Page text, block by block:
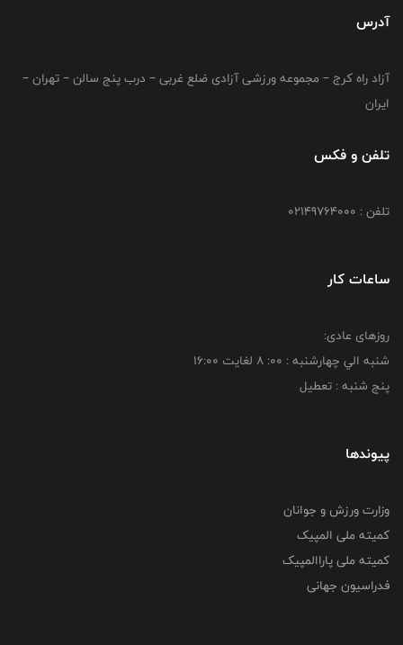
آدرس
آزاد راه کرج – مجموعه ورزشی آزادی ضلع غربی – درب پنج سالن – تهران –
ایران
تلفن و فکس
تلفن : 02149764000
ساعات کار
روزهای عادی:
شنبه الي چهارشنبه : 00: 8 لغايت 16:00
پنج شنبه : تعطیل
پیوندها
وزارت ورزش و جوانان
کمیته ملی المپیک
کمیته ملی پاراالمپیک
فدراسیون جهانی